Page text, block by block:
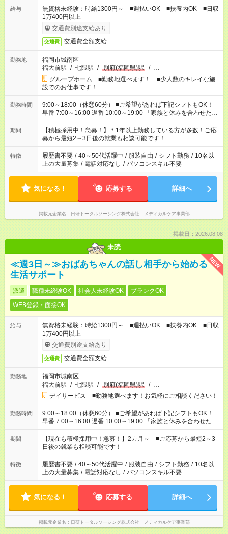
給与
無資格未経験：時給1300円～ ■週払いOK ■扶養内OK ■日収
1万400円以上
交通費別途支給あり
交通費 交通費全額支給
勤務地
福岡市城南区
福大前駅 / 七隈駅 / 別府(福岡県)駅 / …
グループホーム ■勤務地選べます！ ■少人数のキレイな施
設でのお仕事です！
勤務時間
9:00～18:00（休憩60分） ■ご希望があれば下記シフトもOK！
早番 7:00～16:00 遅番 10:00～19:00 「家族と休みを合わせた
い」 「余裕を持って夕飯の準備がしたい」 「できれば残業はし
たくない」 など、ご希望を教えてくださいね。 ※Wワーク希望
の方へ 今ご覧のお仕事で希望する勤務時間と、もう1つのお仕事
の勤務時間。 合計で週40時間を超える場合は応募できません。
期間
【積極採用中！急募！】＊1年以上勤務している方が多数！ご応
募から最短2～3日後の就業も相談可能です！
特徴 履歴書不要 / 40～50代活躍中 / 服装自由 / シフト勤務 / 10名以
上の大量募集 / 電話対応なし / パソコンスキル不要
気になる！ 応募する 詳細へ
掲載元企業名 日研トータルソーシング株式会社 メディカルケア事業部
掲載日：2026.08.08
未読
NEW
≪週3日～≫おばあちゃんの話し相手から始める
生活サポート
派遣 職種未経験OK 社会人未経験OK
ブランクOK
WEB登録・面接OK
給与
無資格未経験：時給1300円～ ■週払いOK ■扶養内OK ■日収
1万400円以上
交通費別途支給あり
交通費 交通費全額支給
勤務地
福岡市城南区
福大前駅 / 七隈駅 / 別府(福岡県)駅 / …
デイサービス ■勤務地選べます！お気軽にご相談ください！
勤務時間
9:00～18:00（休憩60分） ■ご希望があれば下記シフトもOK！
早番 7:00～16:00 遅番 10:00～19:00 「家族と休みを合わせた
い」 「余裕を持って夕飯の準備がしたい」 「できれば残業はし
たくない」 など、ご希望を教えてくださいね。 ※Wワーク希望
の方へ 今ご覧のお仕事で希望する勤務時間と、もう1つのお仕事
の勤務時間。 合計で週40時間を超える場合は応募できません。
期間
【現在も積極採用中！急募！】2カ月～ ■ご応募から最短2～3
日後の就業も相談可能です！
特徴 履歴書不要 / 40～50代活躍中 / 服装自由 / シフト勤務 / 10名以
上の大量募集 / 電話対応なし / パソコンスキル不要
気になる！ 応募する 詳細へ
掲載元企業名 日研トータルソーシング株式会社 メディカルケア事業部